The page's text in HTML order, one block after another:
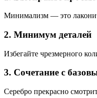
Минимализм — это
2. Минимум деталей
Избегайте чрезмерного
3. Сочетание с
Серебро прекрасно